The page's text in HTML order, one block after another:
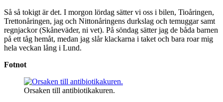
Så så tokigt är det. I morgon lördag sätter vi oss i bilen, Tioåringen,
Trettonåringen, jag och Nittonåringens durkslag och temuggar samt
regnjackor (Skåneväder, ni vet). På söndag sätter jag de båda barnen
på ett tåg hemåt, medan jag slår klackarna i taket och bara roar mig
hela veckan lång i Lund.
Fotnot
Orsaken till antibiotikakuren.